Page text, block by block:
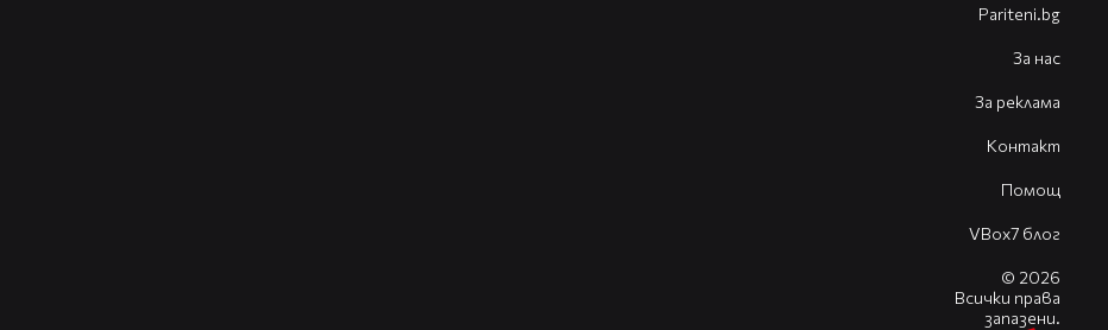
Pariteni.bg
За нас
За реклама
Контакт
Помощ
VBox7 блог
© 2026
Всички права
запазени.